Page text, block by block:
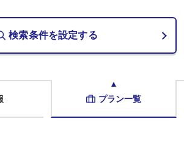
人の湯」とも言われる。
名泉の湯をお楽しみください。※深夜15分程清掃あ
で、四季折々の景色をお楽しみください。
用ください。
のため使用中止】
検索条件を設定する
プラン一覧